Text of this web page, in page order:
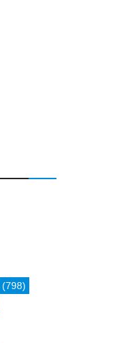
(798)